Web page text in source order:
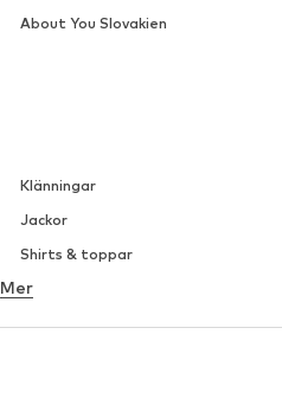
Klänningar
Jackor
Shirts & toppar
Underkläder
Blusar & tunikor
Mer
About You Slovakien